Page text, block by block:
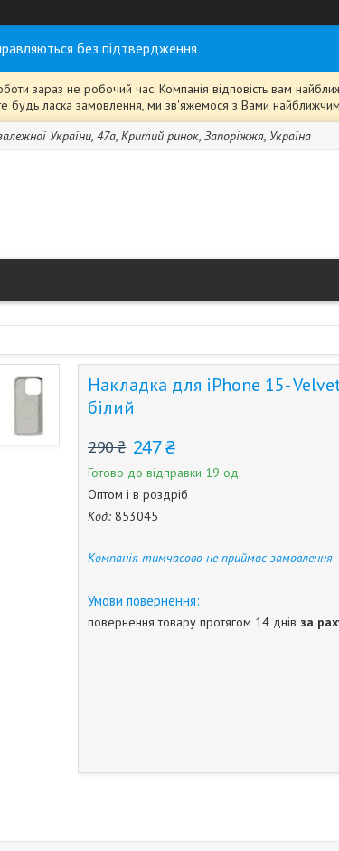
без підтвердження
зараз не робочий час. Компанія відповість вам
будь ласка замовлення, ми зв'яжемося з Вами
України, 47а, Критий ринок, Запоріжжя, Україна
Накладка для iPhone 15-
білий
290 ₴ 247 ₴
Готово до відправки 19 од.
Оптом і в роздріб
Код: 853045
Компанія тимчасово не приймає замовлення
повернення товару протягом 14 днів за